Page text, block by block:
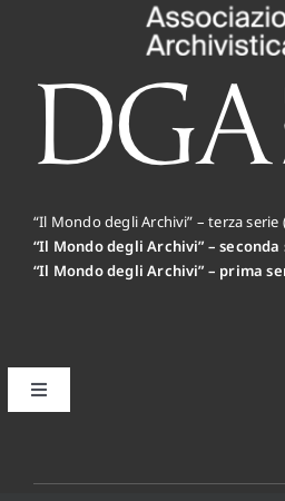
“Il Mondo degli Archivi” – terza serie
“Il Mondo degli Archivi” – seconda
“Il Mondo degli Archivi” – prima
Toggle